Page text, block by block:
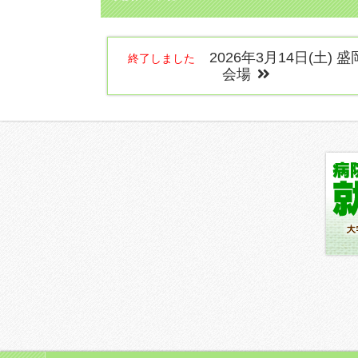
終了しました
2026年3月14日(土) 盛
会場